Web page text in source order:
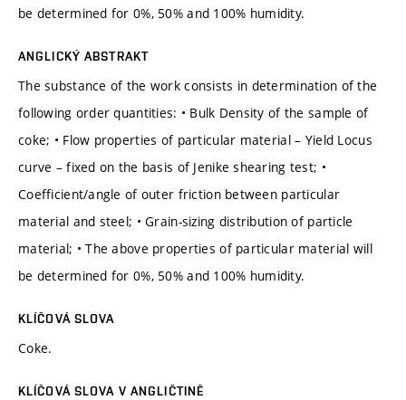
be determined for 0%, 50% and 100% humidity.
ANGLICKÝ ABSTRAKT
The substance of the work consists in determination of the
following order quantities: • Bulk Density of the sample of
coke; • Flow properties of particular material – Yield Locus
curve – fixed on the basis of Jenike shearing test; •
Coefficient/angle of outer friction between particular
material and steel; • Grain-sizing distribution of particle
material; • The above properties of particular material will
be determined for 0%, 50% and 100% humidity.
KLÍČOVÁ SLOVA
Coke.
KLÍČOVÁ SLOVA V ANGLIČTINĚ